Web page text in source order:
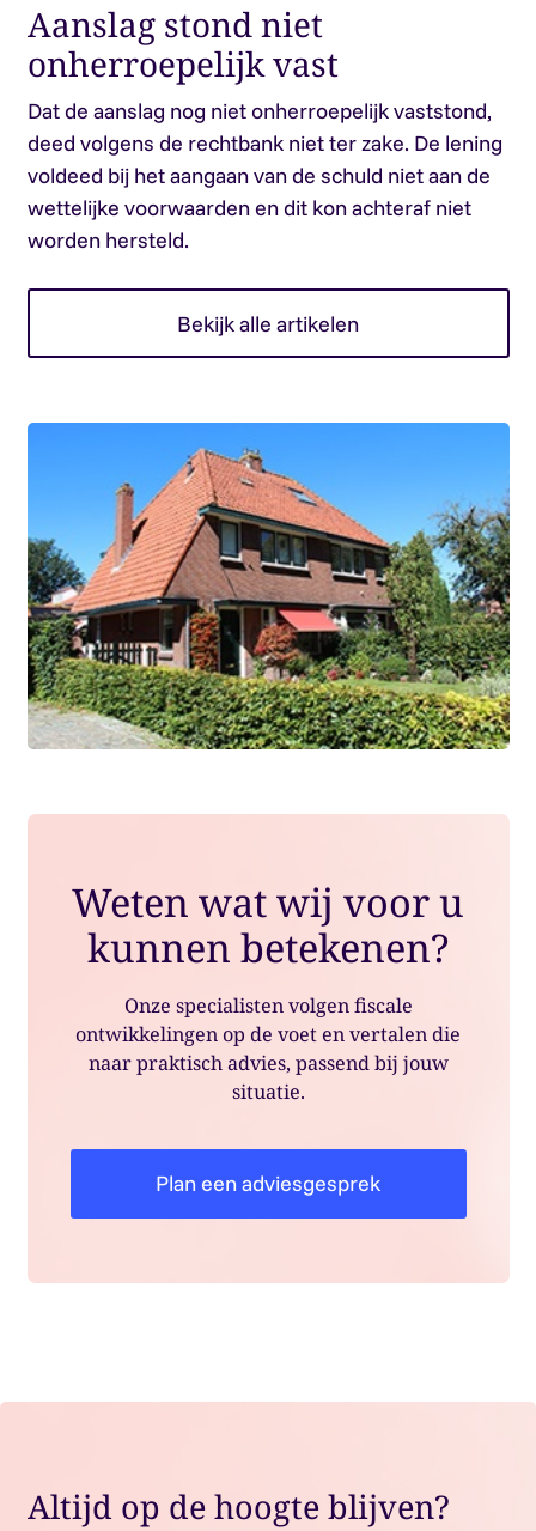
Aanslag stond niet
onherroepelijk vast
Dat de aanslag nog niet onherroepelijk vaststond,
deed volgens de rechtbank niet ter zake. De lening
voldeed bij het aangaan van de schuld niet aan de
wettelijke voorwaarden en dit kon achteraf niet
worden hersteld.
Bekijk alle artikelen
Weten wat wij voor u
kunnen betekenen?
Onze specialisten volgen fiscale
ontwikkelingen op de voet en vertalen die
naar praktisch advies, passend bij jouw
situatie.
Plan een adviesgesprek
Altijd op de hoogte blijven?